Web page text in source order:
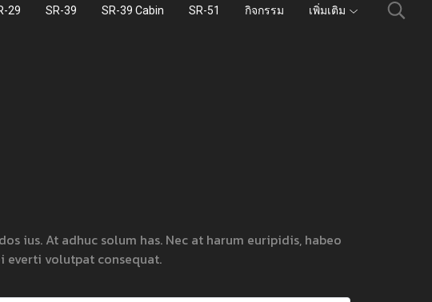
29 SR-39 SR-39 Cabin SR-51 กิจกรรม เพิ่มเติม
ius. At adhuc solum has. Nec at harum euripidis, habeo
everti volutpat consequat.